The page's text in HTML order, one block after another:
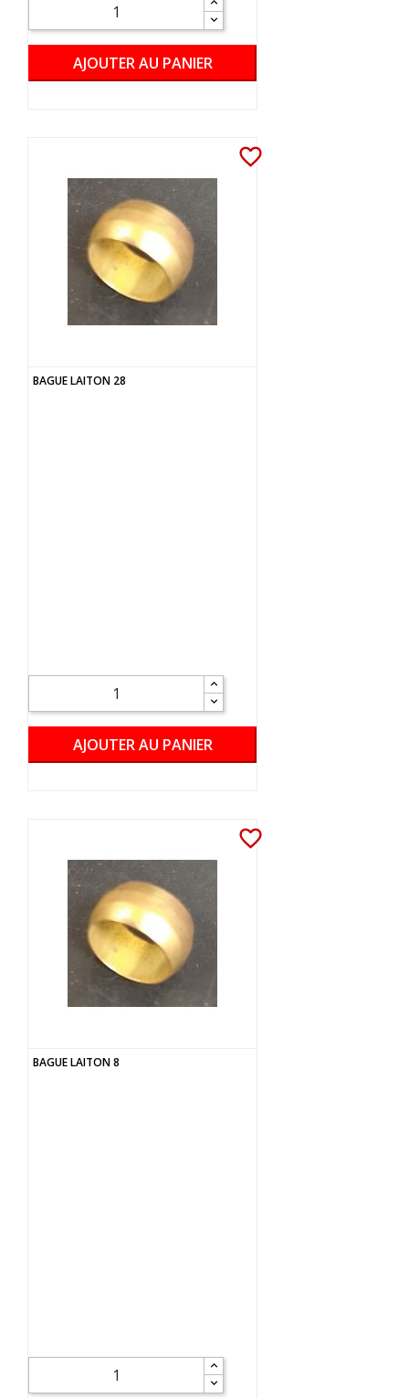
AJOUTER AU PANIER
favorite_border
BAGUE LAITON 28
AJOUTER AU PANIER
favorite_border
BAGUE LAITON 8